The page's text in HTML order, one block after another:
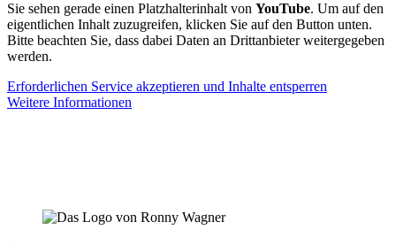
Sie sehen gerade einen Platzhalterinhalt von YouTube. Um auf den
eigentlichen Inhalt zuzugreifen, klicken Sie auf den Button unten.
Bitte beachten Sie, dass dabei Daten an Drittanbieter weitergegeben
werden.
Erforderlichen Service akzeptieren und Inhalte entsperren
Weitere Informationen